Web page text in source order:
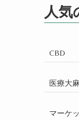
人気
CBD
医療大麻
マーケ